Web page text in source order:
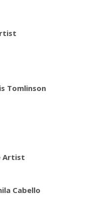
Tomlinson
Artist
Cabello